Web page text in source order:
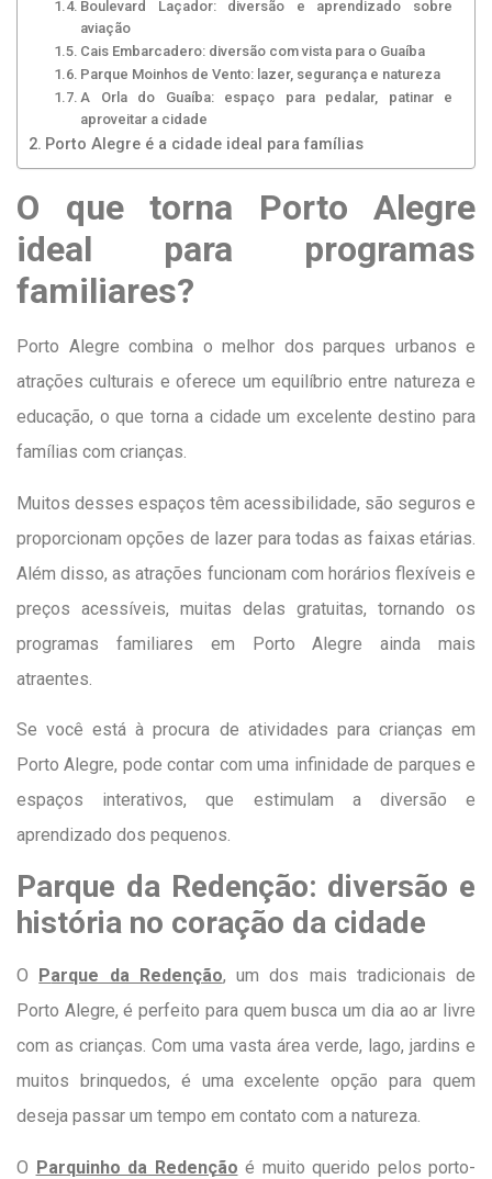
Boulevard Laçador: diversão e aprendizado sobre
aviação
Cais Embarcadero: diversão com vista para o Guaíba
Parque Moinhos de Vento: lazer, segurança e natureza
A Orla do Guaíba: espaço para pedalar, patinar e
aproveitar a cidade
Porto Alegre é a cidade ideal para famílias
O que torna Porto Alegre
ideal para programas
familiares?
Porto Alegre combina o melhor dos parques urbanos e
atrações culturais e oferece um equilíbrio entre natureza e
educação, o que torna a cidade um excelente destino para
famílias com crianças.
Muitos desses espaços têm acessibilidade, são seguros e
proporcionam opções de lazer para todas as faixas etárias.
Além disso, as atrações funcionam com horários flexíveis e
preços acessíveis, muitas delas gratuitas, tornando os
programas familiares em Porto Alegre ainda mais
atraentes.
Se você está à procura de atividades para crianças em
Porto Alegre, pode contar com uma infinidade de parques e
espaços interativos, que estimulam a diversão e
aprendizado dos pequenos.
Parque da Redenção: diversão e
história no coração da cidade
O Parque da Redenção, um dos mais tradicionais de
Porto Alegre, é perfeito para quem busca um dia ao ar livre
com as crianças. Com uma vasta área verde, lago, jardins e
muitos brinquedos, é uma excelente opção para quem
deseja passar um tempo em contato com a natureza.
O Parquinho da Redenção é muito querido pelos porto-